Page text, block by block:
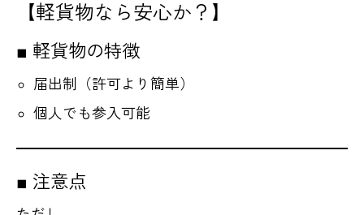
【軽貨物なら安心か？】
■ 軽貨物の特徴
届出制（許可より簡単）
個人でも参入可能
■ 注意点